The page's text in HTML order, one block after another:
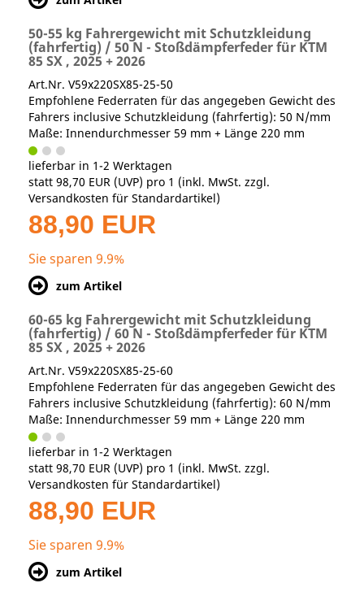
50-55 kg Fahrergewicht mit Schutzkleidung
(fahrfertig) / 50 N - Stoßdämpferfeder für KTM
85 SX , 2025 + 2026
Art.Nr. V59x220SX85-25-50
Empfohlene Federraten für das angegeben Gewicht des
Fahrers inclusive Schutzkleidung (fahrfertig): 50 N/mm
Maße: Innendurchmesser 59 mm + Länge 220 mm
lieferbar in 1-2 Werktagen
statt 98,70 EUR (UVP) pro 1 (inkl. MwSt. zzgl.
Versandkosten für Standardartikel)
88,90 EUR
Sie sparen 9.9%
zum Artikel
60-65 kg Fahrergewicht mit Schutzkleidung
(fahrfertig) / 60 N - Stoßdämpferfeder für KTM
85 SX , 2025 + 2026
Art.Nr. V59x220SX85-25-60
Empfohlene Federraten für das angegeben Gewicht des
Fahrers inclusive Schutzkleidung (fahrfertig): 60 N/mm
Maße: Innendurchmesser 59 mm + Länge 220 mm
lieferbar in 1-2 Werktagen
statt 98,70 EUR (UVP) pro 1 (inkl. MwSt. zzgl.
Versandkosten für Standardartikel)
88,90 EUR
Sie sparen 9.9%
zum Artikel